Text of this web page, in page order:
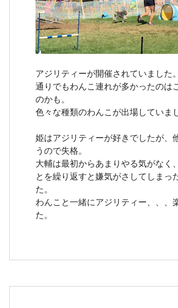
アジリティーが開催されていました。
通りでもわんこ連れが多かったのは
のかも。
色々な種類のわんこが出場していまし
姫はアジリティーが好きでしたが、
うので失格。
大輔は最初からあまりやる気がなく
とを繰り返すと嫌気がさしてしまっ
た。
わんこと一緒にアジリティー、、、
た。